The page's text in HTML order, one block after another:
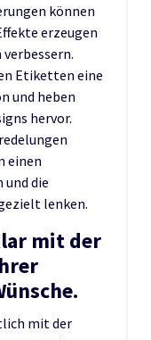
können
erzeugen
Etiketten eine
und heben
hervor.
einen
die
lenken.
mit der
mit der